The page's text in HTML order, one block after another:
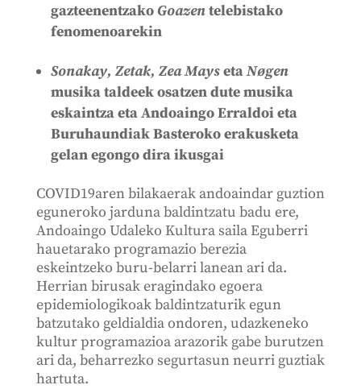
gazteenentzako Goazentelebistako
fenomenoarekin
Sonakay, Zetak, Zea MaysetaNøgen
musika taldeek osatzen dute musika
eskaintza eta Andoaingo Erraldoi eta
Buruhaundiak Basteroko erakusketa
gelan egongo dira ikusgai
COVID19aren bilakaerak andoaindar guztion
eguneroko jarduna baldintzatu badu ere,
Andoaingo Udaleko Kultura saila Eguberri
hauetarako programazio berezia
eskeintzeko buru-belarri lanean ari da.
Herrian birusak eragindako egoera
epidemiologikoak baldintzaturik egun
batzutako geldialdia ondoren, udazkeneko
kultur programazioa arazorik gabe burutzen
ari da, beharrezko segurtasun neurri guztiak
hartuta.